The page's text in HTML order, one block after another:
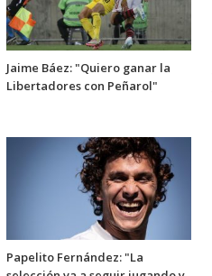
Jaime Báez: "Quiero ganar la
Libertadores con Peñarol"
Papelito Fernández: "La